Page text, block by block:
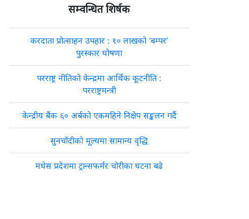
सम्वन्धित शिर्षक
करदाता प्रोत्साहन उपहार : १० लाखको ‘बम्पर’
पुरस्कार घोषणा
परराष्ट्र नीतिको केन्द्रमा आर्थिक कूटनीति :
परराष्ट्रमन्त्री
केन्द्रीय बैंक ६० अर्बको एकमहिने निक्षेप सङ्कलन गर्दै
सुनचाँदीको मूल्यमा सामान्य वृद्धि
मधेस प्रदेशमा ट्रान्सफर्मर चोरीका घटना बढे